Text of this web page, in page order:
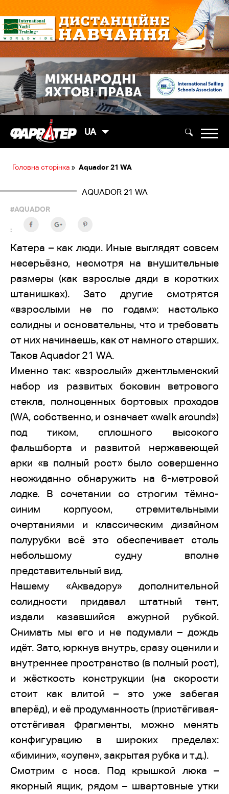
UA
Головна сторінка » Aquador 21 WA
AQUADOR 21 WA
#AQUADOR
:
Катера – как люди. Иные выглядят совсем
несерьёзно, несмотря на внушительные
размеры (как взрослые дяди в коротких
штанишках). Зато другие смотрятся
«взрослыми не по годам»: настолько
солидны и основательны, что и требовать
от них начинаешь, как от намного старших.
Таков Aquador 21 WA.
Именно так: «взрослый» джентльменский
набор из развитых боковин ветрового
стекла, полноценных бортовых проходов
(WA, собственно, и означает «walk around»)
под тиком, сплошного высокого
фальшборта и развитой нержавеющей
арки «в полный рост» было совершенно
неожиданно обнаружить на 6-метровой
лодке. В сочетании со строгим тёмно-
синим корпусом, стремительными
очертаниями и классическим дизайном
полурубки всё это обеспечивает столь
небольшому судну вполне
представительный вид.
Нашему «Аквадору» дополнительной
солидности придавал штатный тент,
издали казавшийся ажурной рубкой.
Снимать мы его и не подумали – дождь
идёт. Зато, юркнув внутрь, сразу оценили и
внутреннее пространство (в полный рост),
и жёсткость конструкции (на скорости
стоит как влитой – это уже забегая
вперёд), и её продуманность (пристёгивая-
отстёгивая фрагменты, можно менять
конфигурацию в широких пределах:
«бимини», «оупен», закрытая рубка и т.д.).
Смотрим с носа. Под крышкой люка –
якорный ящик, рядом – швартовные утки